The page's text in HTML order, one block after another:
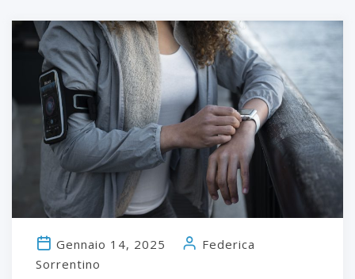
Gennaio 14, 2025
Federica
Sorrentino